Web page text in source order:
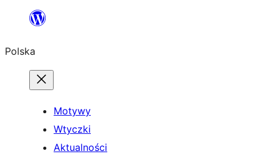
Przejdź
treści
Polska
Motywy
Wtyczki
Aktualności